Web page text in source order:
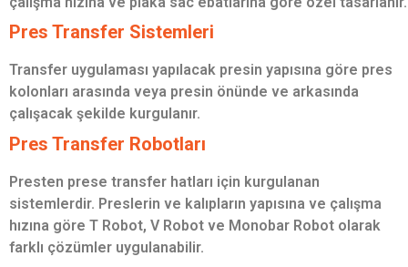
Pres Transfer Sistemleri
Transfer uygulaması yapılacak presin yapısına göre pres
kolonları arasında veya presin önünde ve arkasında
çalışacak şekilde kurgulanır.
Pres Transfer Robotları
Presten prese transfer hatları için kurgulanan
sistemlerdir. Preslerin ve kalıpların yapısına ve çalışma
hızına göre T Robot, V Robot ve Monobar Robot olarak
farklı çözümler uygulanabilir.